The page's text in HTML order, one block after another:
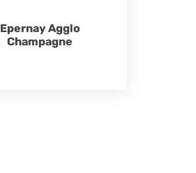
Epernay Agglo
Champagne